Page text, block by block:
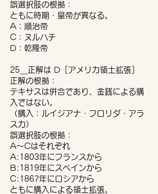
誤選択肢の根拠：
ともに時期・皇帝が異なる。
A：順治帝
C：ヌルハチ
D：乾隆帝
25＿正解は D［アメリカ領土拡張］
正解の根拠：
テキサスは併合であり、金銭による購
入ではない。
（購入：ルイジアナ・フロリダ・アラ
スカ）
誤選択肢の根拠：
A〜Cはそれぞれ
A:1803年にフランスから
B:1819年にスペインから
C:1867年にロシアから
ともに購入による領土拡張。